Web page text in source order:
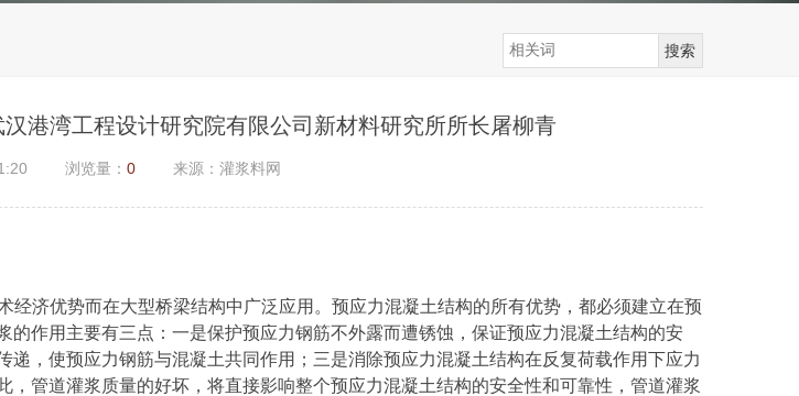
港湾工程设计研究院有限公司新材料研究所所长屠柳青
浏览量： 0 来源：灌浆料网
济优势而在大型桥梁结构中广泛应用。预应力混凝土结构的所有优势，都必须建立在预
作用主要有三点：一是保护预应力钢筋不外露而遭锈蚀，保证预应力混凝土结构的安
，使预应力钢筋与混凝土共同作用；三是消除预应力混凝土结构在反复荷载作用下应力
管道灌浆质量的好坏，将直接影响整个预应力混凝土结构的安全性和可靠性，管道灌浆